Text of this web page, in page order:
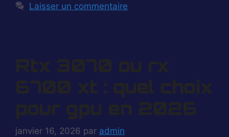
Laisser un commentaire
Rtx 3070 ou rx
6700 xt : quel choix
pour gpu en 2026
janvier 16, 2026 par admin